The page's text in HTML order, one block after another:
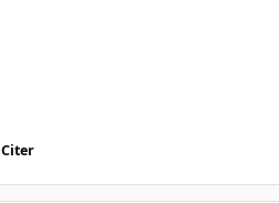
Citer